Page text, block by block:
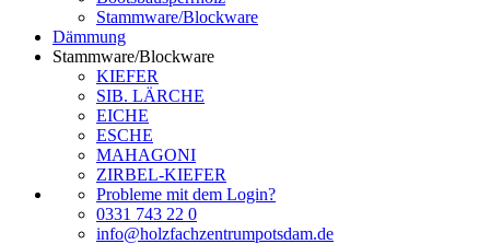
Stammware/Blockware
Dämmung
Stammware/Blockware
KIEFER
SIB. LÄRCHE
EICHE
ESCHE
MAHAGONI
ZIRBEL-KIEFER
Probleme mit dem Login?
0331 743 22 0
info@holzfachzentrumpotsdam.de